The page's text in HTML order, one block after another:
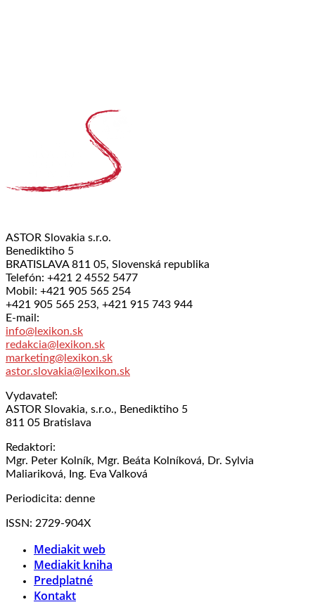
ASTOR Slovakia s.r.o.
Benediktiho 5
BRATISLAVA 811 05, Slovenská republika
Telefón: +421 2 4552 5477
Mobil: +421 905 565 254
+421 905 565 253, +421 915 743 944
E-mail:
info@lexikon.sk
redakcia@lexikon.sk
marketing@lexikon.sk
astor.slovakia@lexikon.sk
Vydavateľ:
ASTOR Slovakia, s.r.o., Benediktiho 5
811 05 Bratislava
Redaktori:
Mgr. Peter Kolník, Mgr. Beáta Kolníková, Dr. Sylvia
Maliariková, Ing. Eva Valková
Periodicita: denne
ISSN: 2729-904X
Mediakit web
Mediakit kniha
Predplatné
Kontakt